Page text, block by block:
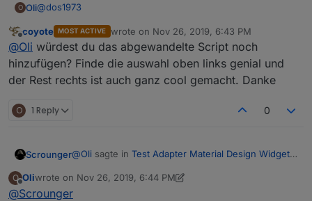
O Oli@dos1973
so, bitteschön:
Log-Vis
Ich habe das Script von Mic etwas abgewandelt und
benutze zusätzlich noch ein anderes bei Interesse einfach
Bescheid sagen.
Offline
coyote MOST ACTIVE wrote on Nov 26, 2019, 6:43 PM
last edited by
@Oli würdest du das abgewandelte Script noch
hinzufügen? Finde die auswahl oben links genial und
der Rest rechts ist auch ganz cool gemacht. Danke
O 1 Reply 0
Scrounger@Oli sagte in Test Adapter Material Design Widgets
O
Offline
Oliwrote on Nov 26, 2019, 6:44 PM
last edited by OliNov 26, 2019, 7:53 PM
@Scrounger